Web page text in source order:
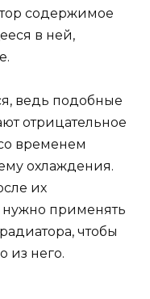
содержимое
в ней,
ведь подобные
отрицательное
временем
охлаждения.
их
нужно применять
чтобы
из него.